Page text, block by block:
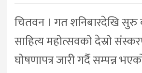
चितवन । गत शनिबारदेखि सुरु
साहित्य महोत्सवको देस्रो
घोषणापत्र जारी गर्दै सम्पन्न